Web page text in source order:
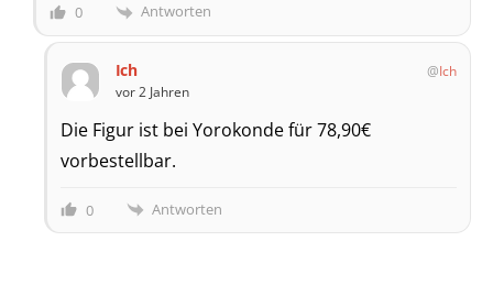
0 Antworten
Ich
Ich
vor 2 Jahren
Die Figur ist bei Yorokonde für 78,90€
vorbestellbar.
0 Antworten